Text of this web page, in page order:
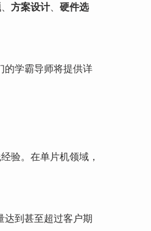
方案设计、 硬件选
的学霸导师将提供详
验。在单片机领域，
达到甚至超过客户期